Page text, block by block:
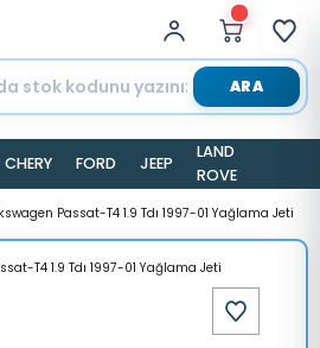
ARA
CHERY FORD JEEP
LAND
ROVER
Passat-T4 1.9 Tdı 1997-01 Yağlama Jeti